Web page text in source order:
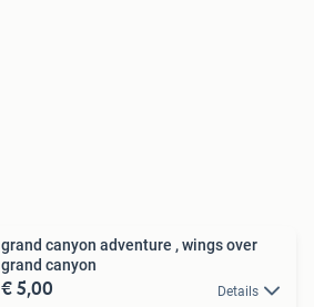
grand canyon adventure , wings over
grand canyon
€ 5,00 Details